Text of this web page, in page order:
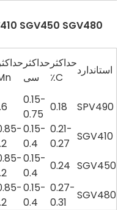
SGV450 SGV480
استاندارد
حداکثر
C٪
حداکثر
سی
SPV490
0.18
0.15-
0.75
SGV410
0.21-
0.27
0.15-
0.4
SGV450
0.24
0.15-
0.4
SGV480
0.27-
0.31
0.15-
0.4